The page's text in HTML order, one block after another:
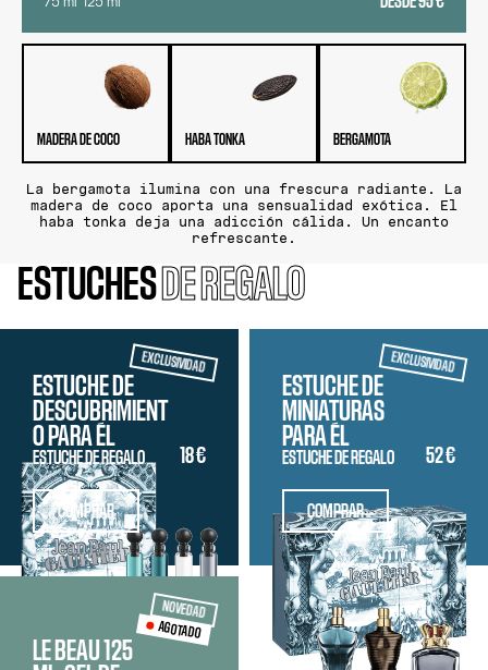
MADERA DE COCO HABA TONKA BERGAMOTA
La bergamota ilumina con una frescura radiante. La
madera de coco aporta una sensualidad exótica. El
haba tonka deja una adicción cálida. Un encanto
refrescante.
ESTUCHES DE REGALO
EXCLUSIVIDAD
ESTUCHE DE
DESCUBRIMIENT
O PARA ÉL
ESTUCHE DE REGALO 18 €
COMPRAR
EXCLUSIVIDAD
ESTUCHE DE
MINIATURAS
PARA ÉL
ESTUCHE DE REGALO 52 €
COMPRAR
NOVEDAD
AGOTADO
LE BEAU 125